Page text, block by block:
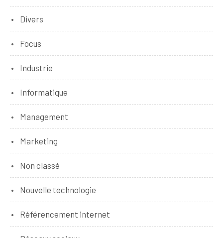
Divers
Focus
Industrie
Informatique
Management
Marketing
Non classé
Nouvelle technologie
Référencement internet